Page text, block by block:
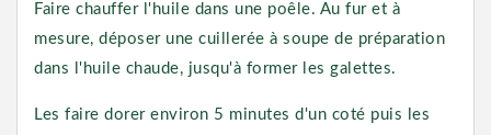
Faire chauffer l'huile dans une poêle. Au fur et à
mesure, déposer une cuillerée à soupe de préparation
dans l'huile chaude, jusqu'à former les galettes.
Les faire dorer environ 5 minutes d'un coté puis les